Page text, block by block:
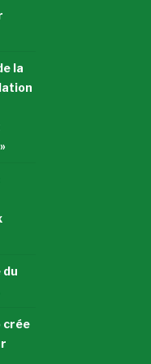
la
du
crée